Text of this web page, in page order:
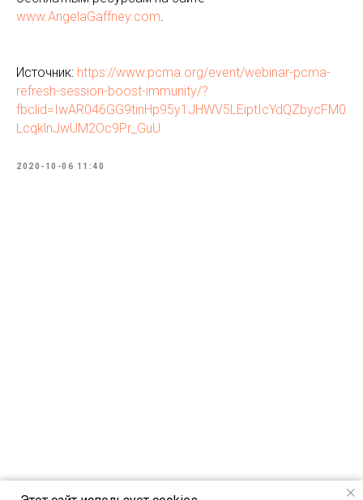
www.AngelaGaffney.com.
Источник: https://www.pcma.org/event/webinar-pcma-
refresh-session-boost-immunity/?
fbclid=IwAR046GG9tinHp95y1JHWV5LEiptIcYdQZbycFM0
LcqklnJwUM2Oc9Pr_GuU
2020-10-06 11:40